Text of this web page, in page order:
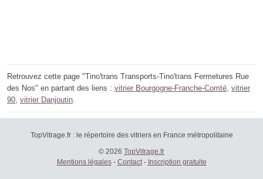
Retrouvez cette page "Tino'trans Transports-Tino'trans Fermetures Rue
des Nos" en partant des liens : vitrier Bourgogne-Franche-Comté vitrier
90 vitrier Danjoutin
TopVitrage.fr : le répertoire des vitriers en France métropolitaine
© 2026 TopVitrage.fr
Mentions légales- Contact- Inscription gratuite